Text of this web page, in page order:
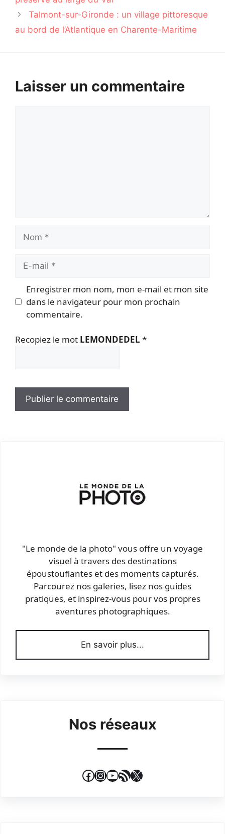
Talmont-sur-Gironde : un village pittoresque
au bord de l’Atlantique en Charente-Maritime
Laisser un commentaire
mail
Enregistrer mon nom, mon e-mail et mon site
dans le navigateur pour mon prochain
commentaire.
Recopiez le mot LEMONDEDEL *
"Le monde de la photo" vous offre un voyage
visuel à travers des destinations
époustouflantes et des moments capturés.
Parcourez nos galeries, lisez nos guides
pratiques, et inspirez-vous pour vos propres
aventures photographiques.
En savoir plus...
Nos réseaux
Facebook
Instagram
YouTube
Flux RSS
X